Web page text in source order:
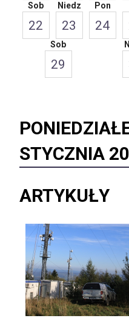
Sob
22
Niedz
23
Pon
24
Sob
29
STYCZNIA
ARTYKUŁY